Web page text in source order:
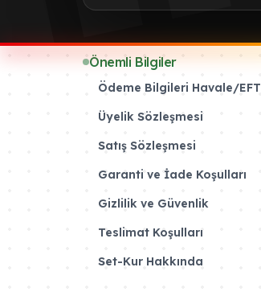
Önemli Bilgiler
Ödeme Bilgileri Havale/EFT
Üyelik Sözleşmesi
Satış Sözleşmesi
Garanti ve İade Koşulları
Gizlilik ve Güvenlik
Teslimat Koşulları
Set-Kur Hakkında